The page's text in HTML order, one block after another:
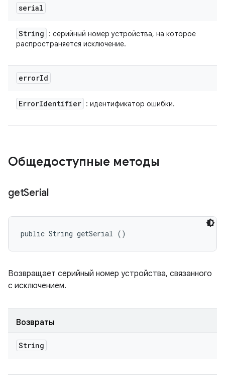
serial
String
: серийный номер устройства, на которое
распространяется исключение.
errorId
ErrorIdentifier : идентификатор ошибки.
Общедоступные методы
getSerial
public String getSerial ()
Возвращает серийный номер устройства, связанного
с исключением.
Возвраты
String